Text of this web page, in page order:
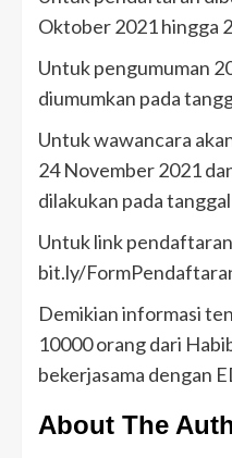
Oktober 2021 hingga
Untuk pengumuman
diumumkan pada
Untuk wawancara
24 November 2021
dilakukan pada
Untuk link
bit.ly/
Demikian informasi
10000 orang dari
bekerjasama dengan
About The